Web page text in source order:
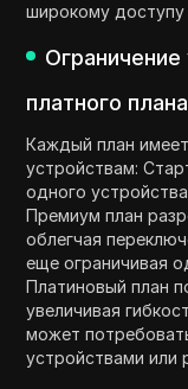
широкому
платного плана
Каждый план
устройствам:
одного
Премиум план
облегчая
еще ограничивая
Платиновый план
увеличивая
может
устройствами или